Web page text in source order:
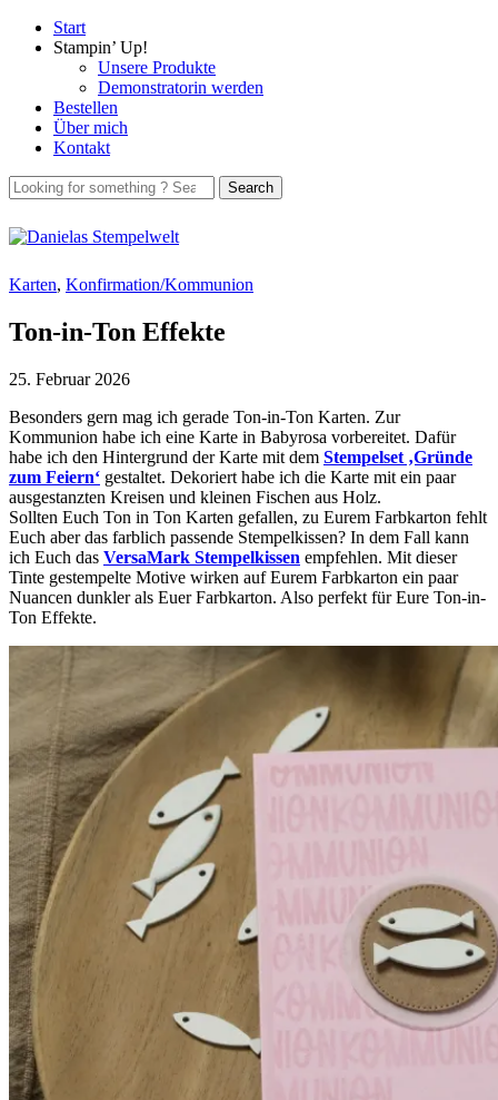
Start
Stampin’ Up!
Unsere Produkte
Demonstratorin werden
Bestellen
Über mich
Kontakt
Karten, Konfirmation/Kommunion
Ton-in-Ton Effekte
25. Februar 2026
Besonders gern mag ich gerade Ton-in-Ton Karten. Zur
Kommunion habe ich eine Karte in Babyrosa vorbereitet. Dafür
habe ich den Hintergrund der Karte mit dem Stempelset ‚Gründe
zum Feiern‘ gestaltet. Dekoriert habe ich die Karte mit ein paar
ausgestanzten Kreisen und kleinen Fischen aus Holz.
Sollten Euch Ton in Ton Karten gefallen, zu Eurem Farbkarton fehlt
Euch aber das farblich passende Stempelkissen? In dem Fall kann
ich Euch das VersaMark Stempelkissen empfehlen. Mit dieser
Tinte gestempelte Motive wirken auf Eurem Farbkarton ein paar
Nuancen dunkler als Euer Farbkarton. Also perfekt für Eure Ton-in-
Ton Effekte.